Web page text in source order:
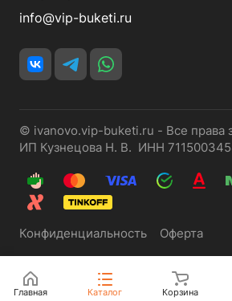
info@vip-buketi.ru
© ivanovo.vip-buketi.ru - Все права
ИП Кузнецова Н. В. ИНН
Конфиденциальность Оферта
Главная Каталог Корзина